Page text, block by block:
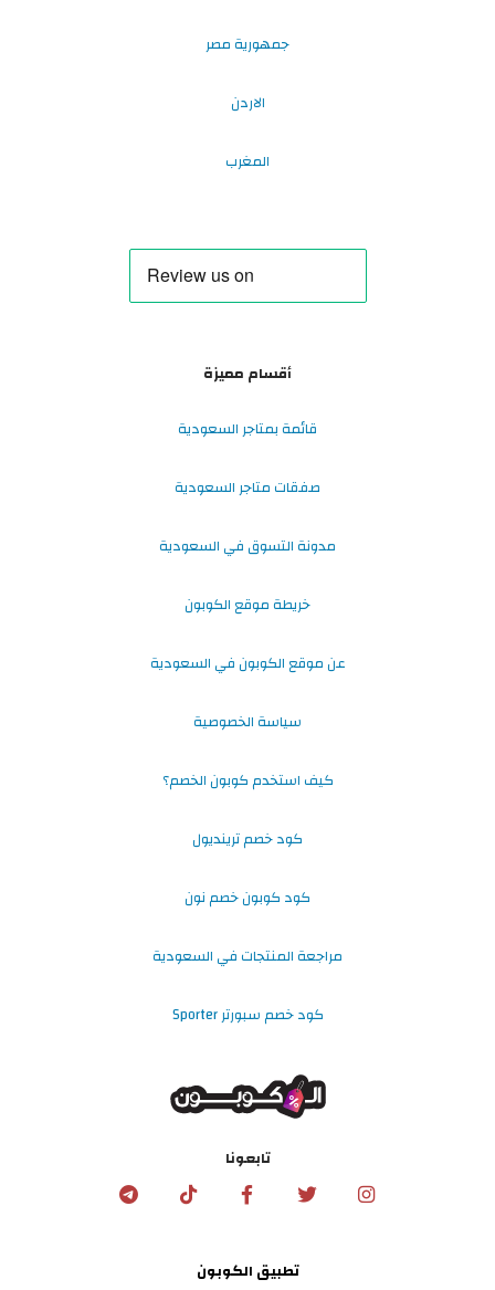
جمهورية مصر
الاردن
المغرب
أقسام مميزة
قائمة بمتاجر السعودية
صفقات متاجر السعودية
مدونة التسوق في السعودية
خريطة موقع الكوبون
عن موقع الكوبون في السعودية
سياسة الخصوصية
كيف استخدم كوبون الخصم؟
كود خصم ترينديول
كود كوبون خصم نون
مراجعة المنتجات في السعودية
كود خصم سبورتر Sporter
تابعونا
تطبيق الكوبون